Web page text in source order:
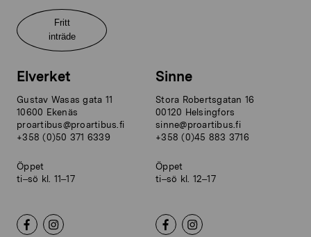
Fritt
inträde
Elverket
Gustav Wasas gata 11
10600 Ekenäs
proartibus@proartibus.fi
+358 (0)50 371 6339
Öppet
ti–sö kl. 11–17
Sinne
Stora Robertsgatan 16
00120 Helsingfors
sinne@proartibus.fi
+358 (0)45 883 3716
Öppet
ti–sö kl. 12–17